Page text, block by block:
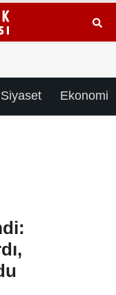
Siyaset Ekonomi